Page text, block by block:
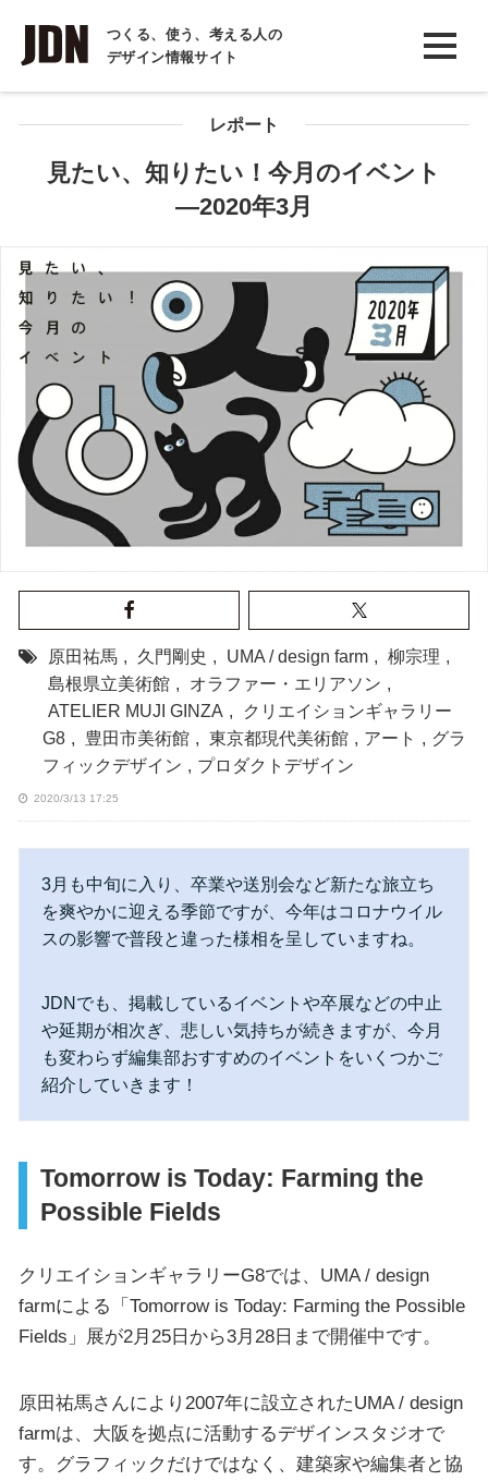
つくる、使う、考える人の
デザイン情報サイト
INTERVIEW
インタビュー
REPORT レポート
見たい、知りたい！今月のイベント
―2020年3月
原田祐馬 , 久門剛史 , UMA / design farm , 柳宗理 ,
島根県立美術館 , オラファー・エリアソン ,
ATELIER MUJI GINZA ,
クリエイションギャラリー
G8 , 豊田市美術館 , 東京都現代美術館 , アート , グラ
フィックデザイン , プロダクトデザイン
2020/3/13 17:25
3月も中旬に入り、卒業や送別会など新たな旅立ち
を爽やかに迎える季節ですが、今年はコロナウイル
スの影響で普段と違った様相を呈していますね。
JDNでも、掲載しているイベントや卒展などの中止
や延期が相次ぎ、悲しい気持ちが続きますが、今月
も変わらず編集部おすすめのイベントをいくつかご
紹介していきます！
Tomorrow is Today: Farming the
Possible Fields
クリエイションギャラリーG8では、UMA / design
farmによる「Tomorrow is Today: Farming the Possible
Fields」展が2月25日から3月28日まで開催中です。
原田祐馬さんにより2007年に設立されたUMA / design
farmは、大阪を拠点に活動するデザインスタジオで
す。グラフィックだけではなく、建築家や編集者と協